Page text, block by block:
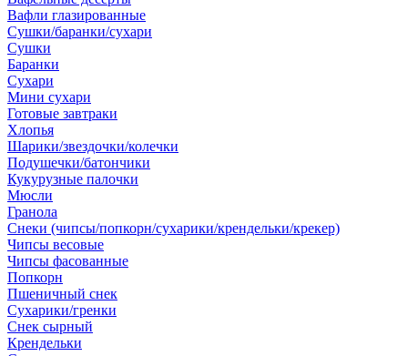
Вафли глазированные
Сушки/баранки/сухари
Сушки
Баранки
Сухари
Мини сухари
Готовые завтраки
Хлопья
Шарики/звездочки/колечки
Подушечки/батончики
Кукурузные палочки
Мюсли
Гранола
Снеки (чипсы/попкорн/сухарики/крендельки/крекер)
Чипсы весовые
Чипсы фасованные
Попкорн
Пшеничный снек
Сухарики/гренки
Снек сырный
Крендельки